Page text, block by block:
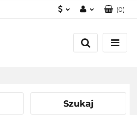
Zaloguj się
Załóż konto
(0)
Szukaj